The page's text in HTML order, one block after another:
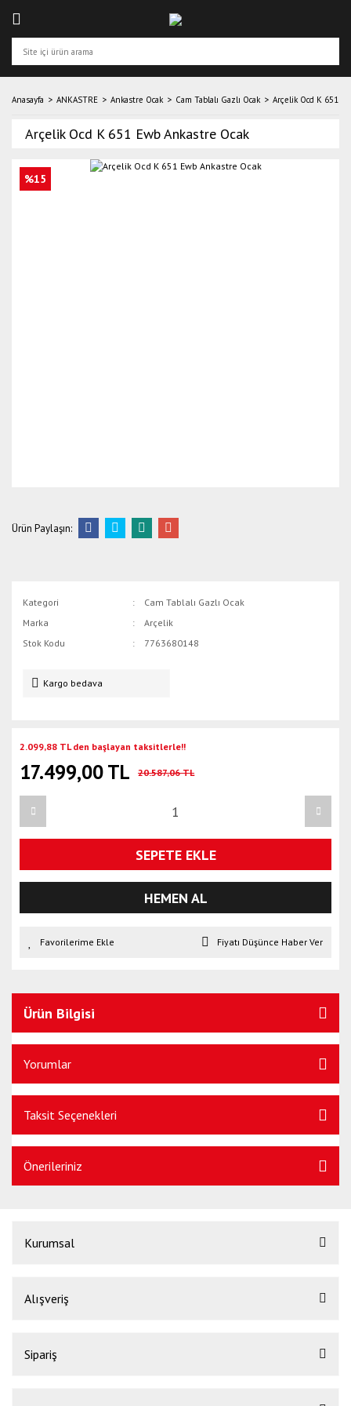
Anasayfa ANKASTRE Ankastre Ocak Cam Tablalı Gazlı Ocak Arçelik Ocd K 651
Arçelik Ocd K 651 Ewb Ankastre Ocak
%15
Ürün Paylaşın:
Kategori
Cam Tablalı Gazlı Ocak
Marka
Arçelik
Stok Kodu
7763680148
Kargo bedava
2.099,88 TL den başlayan taksitlerle!!
17.499,00 TL 20.587,06 TL
SEPETE EKLE
HEMEN AL
Fiyatı Düşünce Haber Ver
Ürün Bilgisi
Yorumlar
Taksit Seçenekleri
Önerileriniz
Kurumsal
Alışveriş
Sipariş